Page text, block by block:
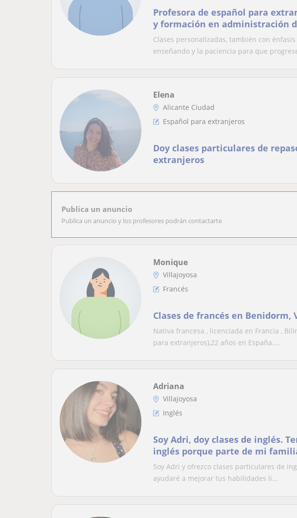
Profesora de español para
y formación en administración
Clases personalizadas, también con
enseñando y la paciencia para que
Elena
Alicante Ciudad
Español para extranjeros
Doy clases particulares de
extranjeros
Publica un anuncio
Publica un anuncio y los profesores podrán contactarte
Monique
Villajoyosa
Francés
Clases de francés en Benidorm,
Nativa francesa , licenciada en Francia ,
para extranjeros),22 años en España....
Adriana
Villajoyosa
Inglés
Soy Adri, doy clases de inglés.
inglés porque parte de mi
Soy Adri y ofrezco clases particulares de
ayudaré a mejorar tus habilidades li...